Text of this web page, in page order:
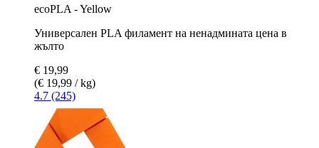
ecoPLA - Yellow
Универсален PLA филамент на ненадмината цена в
жълто
€ 19,99
(€ 19,99 / kg)
4.7 (245)